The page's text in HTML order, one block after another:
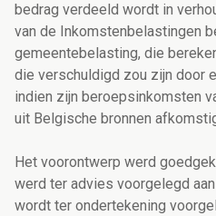
bedrag verdeeld wordt in
van de Inkomstenbelastingen
gemeentebelasting, die
die verschuldigd zou zijn door
indien zijn beroepsinkomsten
uit Belgische bronnen
Het voorontwerp werd
werd ter advies voorgelegd
wordt ter ondertekening